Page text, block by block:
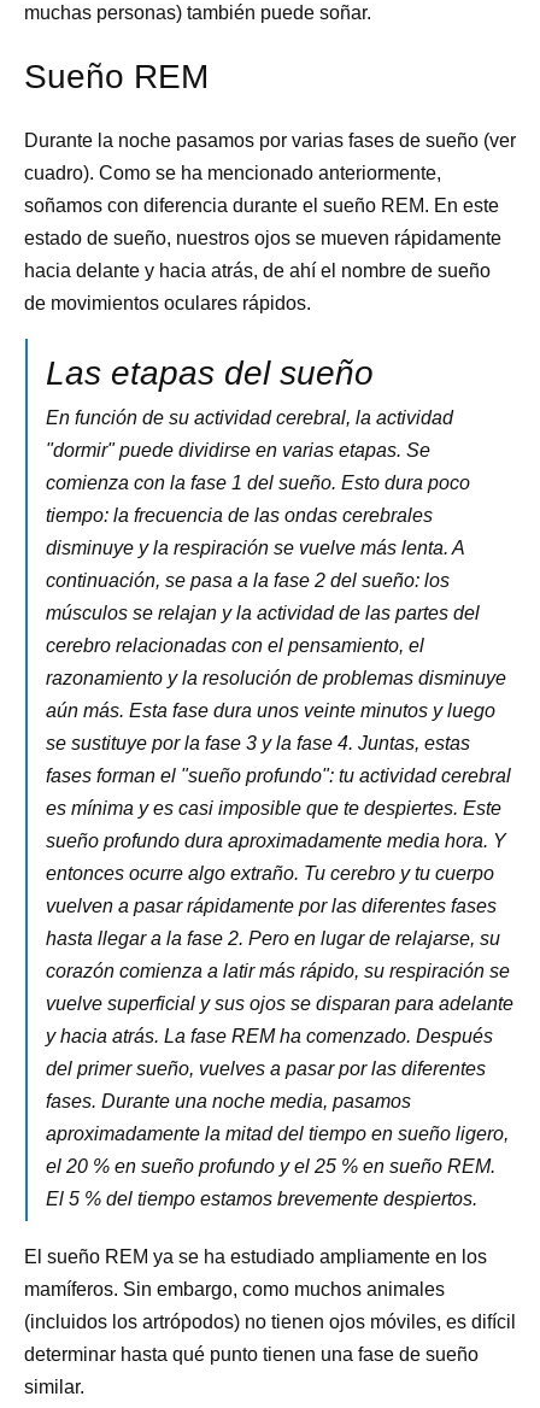
muchas personas) también puede soñar.
Sueño REM
Durante la noche pasamos por varias fases de sueño (ver
cuadro). Como se ha mencionado anteriormente,
soñamos con diferencia durante el sueño REM. En este
estado de sueño, nuestros ojos se mueven rápidamente
hacia delante y hacia atrás, de ahí el nombre de sueño
de movimientos oculares rápidos.
Las etapas del sueño
En función de su actividad cerebral, la actividad
"dormir" puede dividirse en varias etapas. Se
comienza con la fase 1 del sueño. Esto dura poco
tiempo: la frecuencia de las ondas cerebrales
disminuye y la respiración se vuelve más lenta. A
continuación, se pasa a la fase 2 del sueño: los
músculos se relajan y la actividad de las partes del
cerebro relacionadas con el pensamiento, el
razonamiento y la resolución de problemas disminuye
aún más. Esta fase dura unos veinte minutos y luego
se sustituye por la fase 3 y la fase 4. Juntas, estas
fases forman el "sueño profundo": tu actividad cerebral
es mínima y es casi imposible que te despiertes. Este
sueño profundo dura aproximadamente media hora. Y
entonces ocurre algo extraño. Tu cerebro y tu cuerpo
vuelven a pasar rápidamente por las diferentes fases
hasta llegar a la fase 2. Pero en lugar de relajarse, su
corazón comienza a latir más rápido, su respiración se
vuelve superficial y sus ojos se disparan para adelante
y hacia atrás. La fase REM ha comenzado. Después
del primer sueño, vuelves a pasar por las diferentes
fases. Durante una noche media, pasamos
aproximadamente la mitad del tiempo en sueño ligero,
el 20 % en sueño profundo y el 25 % en sueño REM.
El 5 % del tiempo estamos brevemente despiertos.
El sueño REM ya se ha estudiado ampliamente en los
mamíferos. Sin embargo, como muchos animales
(incluidos los artrópodos) no tienen ojos móviles, es difícil
determinar hasta qué punto tienen una fase de sueño
similar.